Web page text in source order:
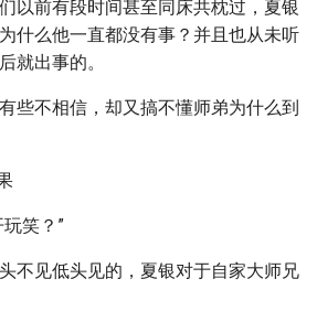
以前有段时间甚至同床共枕过，夏银
什么他一直都没有事？并且也从未听
就出事的。
些不相信，却又搞不懂师弟为什么到
笑？”
不见低头见的，夏银对于自家大师兄